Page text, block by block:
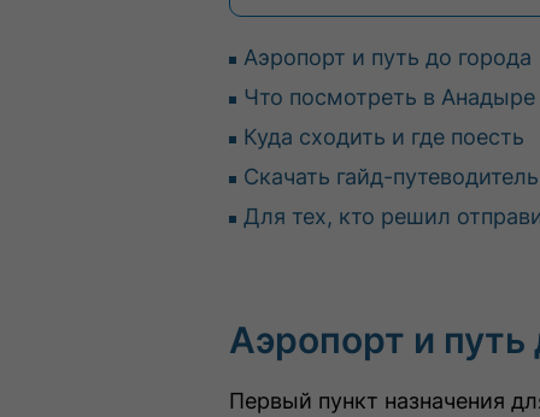
Аэропорт и путь до города
Что посмотреть в Анадыре
Куда сходить и где поесть
Скачать гайд-путеводитель
Для тех, кто решил
Аэропорт и путь
Первый пункт назначения